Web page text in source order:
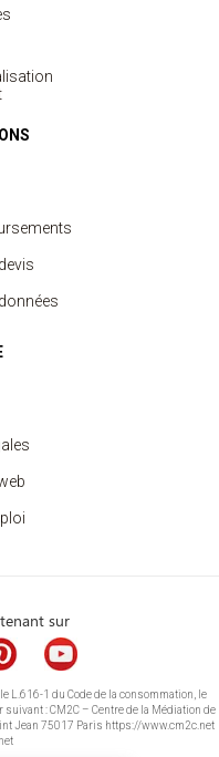
sur
L.616-1 du Code de la consommation, le
: CM2C – Centre de la Médiation de
Jean 75017 Paris https://www.cm2c.net